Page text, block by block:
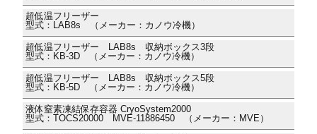
超低温フリーザー
型式：LAB8s （メーカー：カノウ冷機）
超低温フリーザー LAB8s 収納ボックス3段
型式：KB-3D （メーカー：カノウ冷機）
超低温フリーザー LAB8s 収納ボックス5段
型式：KB-5D （メーカー：カノウ冷機）
液体窒素凍結保存容器 CryoSystem2000
型式：TOCS20000 MVE-11886450 （メーカー：MVE）